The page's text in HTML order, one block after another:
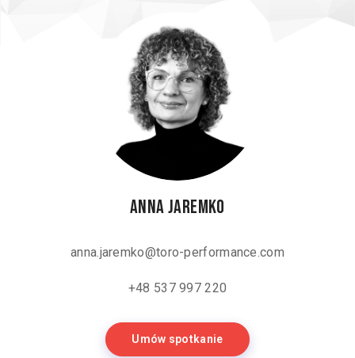
Anna Jaremko
anna.jaremko@toro-performance.com
+48 537 997 220
Umów spotkanie